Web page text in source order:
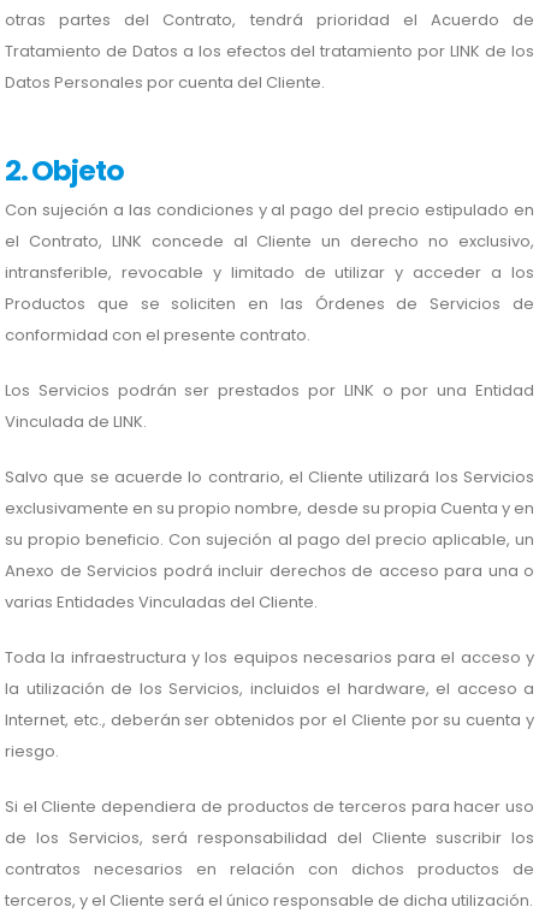
otras partes del Contrato, tendrá prioridad el Acuerdo de
Tratamiento de Datos a los efectos del tratamiento por LINK de los
Datos Personales por cuenta del Cliente.
2. Objeto
Con sujeción a las condiciones y al pago del precio estipulado en
el Contrato, LINK concede al Cliente un derecho no exclusivo,
intransferible, revocable y limitado de utilizar y acceder a los
Productos que se soliciten en las Órdenes de Servicios de
conformidad con el presente contrato.
Los Servicios podrán ser prestados por LINK o por una Entidad
Vinculada de LINK.
Salvo que se acuerde lo contrario, el Cliente utilizará los Servicios
exclusivamente en su propio nombre, desde su propia Cuenta y en
su propio beneficio. Con sujeción al pago del precio aplicable, un
Anexo de Servicios podrá incluir derechos de acceso para una o
varias Entidades Vinculadas del Cliente.
Toda la infraestructura y los equipos necesarios para el acceso y
la utilización de los Servicios, incluidos el hardware, el acceso a
Internet, etc., deberán ser obtenidos por el Cliente por su cuenta y
riesgo.
Si el Cliente dependiera de productos de terceros para hacer uso
de los Servicios, será responsabilidad del Cliente suscribir los
contratos necesarios en relación con dichos productos de
terceros, y el Cliente será el único responsable de dicha utilización.